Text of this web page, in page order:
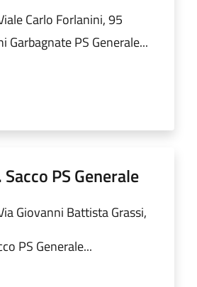
Carlo Forlanini, 95
Garbagnate PS Generale...
PS Generale
Giovanni Battista Grassi,
PS Generale...